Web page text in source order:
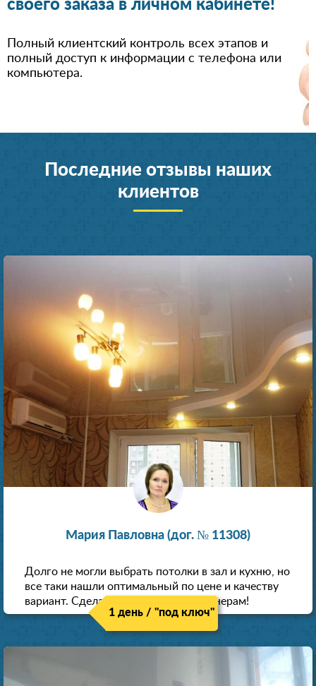
своего заказа в личном кабинете!
Полный клиентский контроль всех этапов и
полный доступ к информации с телефона или
компьютера.
Последние отзывы наших
клиентов
Мария Павловна (дог. № 11308)
Долго не могли выбрать потолки в зал и кухню, но
все таки нашли оптимальный по цене и качеству
вариант. Сделали скидку как пенсионерам!
1 день / "под ключ"